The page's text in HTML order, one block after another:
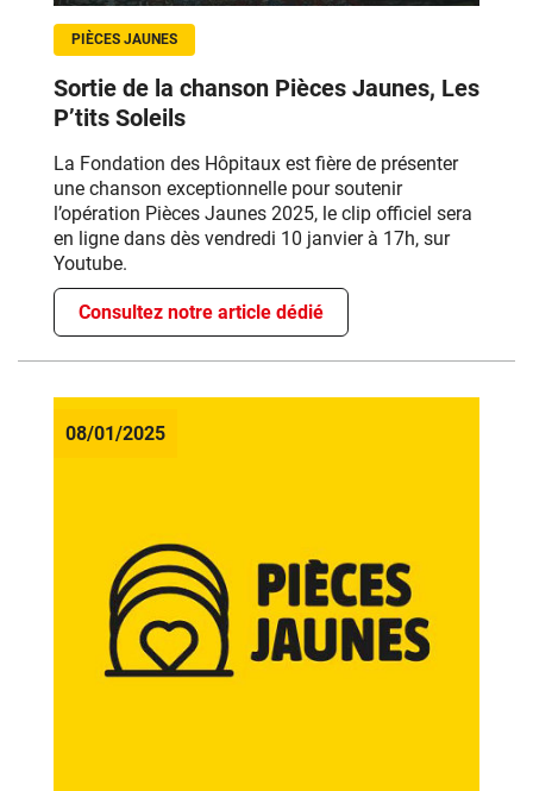
PIÈCES JAUNES
Sortie de la chanson Pièces Jaunes, Les
P’tits Soleils
La Fondation des Hôpitaux est fière de présenter
une chanson exceptionnelle pour soutenir
l’opération Pièces Jaunes 2025, le clip officiel sera
en ligne dans dès vendredi 10 janvier à 17h, sur
Youtube.
Consultez notre article dédié
08/01/2025